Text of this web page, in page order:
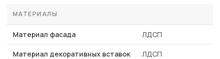
МАТЕРИАЛЫ
Материал фасада ЛДСП
Материал декоративных вставок ЛДСП